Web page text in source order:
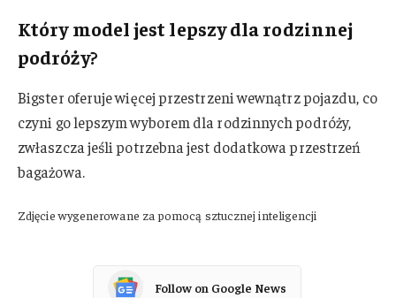
Który model jest lepszy dla rodzinnej
podróży?
Bigster oferuje więcej przestrzeni wewnątrz pojazdu, co
czyni go lepszym wyborem dla rodzinnych podróży,
zwłaszcza jeśli potrzebna jest dodatkowa przestrzeń
bagażowa.
Zdjęcie wygenerowane za pomocą sztucznej inteligencji
Follow on Google News